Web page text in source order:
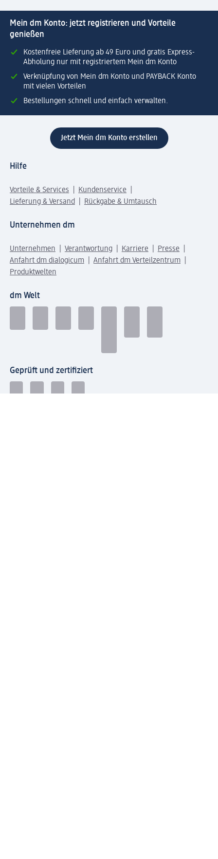
Mein dm Konto: jetzt registrieren und Vorteile
genießen
Kostenfreie Lieferung ab 49 Euro und gratis Express-
Abholung nur mit registriertem Mein dm Konto
Verknüpfung von Mein dm Konto und PAYBACK Konto
mit vielen Vorteilen
Bestellungen schnell und einfach verwalten.
Jetzt Mein dm Konto erstellen
Hilfe
Vorteile & Services
Kundenservice
Lieferung & Versand
Rückgabe & Umtausch
Unternehmen dm
Unternehmen Verantwortung Karriere
Presse
Anfahrt dm dialogicum
Anfahrt dm Verteilzentrum
Produktwelten
dm Welt
Geprüft und zertifiziert